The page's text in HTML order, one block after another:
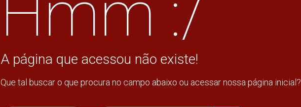
Hmm :/
A página que acessou não existe!
Que tal buscar o que procura no campo abaixo ou acessar nossa página inicial?